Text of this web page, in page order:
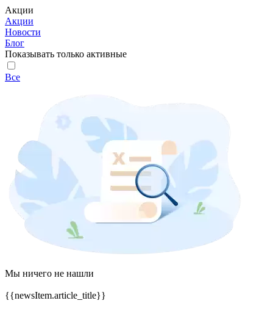
Акции
Акции
Новости
Блог
Показывать только активные
Все
Мы ничего не нашли
{{newsItem.article_title}}